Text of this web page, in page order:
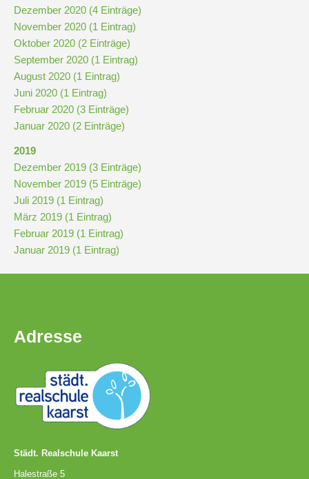
Anmeldung
Schülerbücherei
Hausordnung
Schulbuchordnung
Pausenordnung
Handynutzung
Sponsoren
Schokoticket
Dezember 2020 (4 Einträge)
November 2020 (1 Eintrag)
Oktober 2020 (2 Einträge)
September 2020 (1 Eintrag)
August 2020 (1 Eintrag)
Juni 2020 (1 Eintrag)
Februar 2020 (3 Einträge)
Januar 2020 (2 Einträge)
2019
Dezember 2019 (3 Einträge)
November 2019 (5 Einträge)
Juli 2019 (1 Eintrag)
März 2019 (1 Eintrag)
Februar 2019 (1 Eintrag)
Januar 2019 (1 Eintrag)
Adresse
Städt. Realschule Kaarst
Halestraße 5